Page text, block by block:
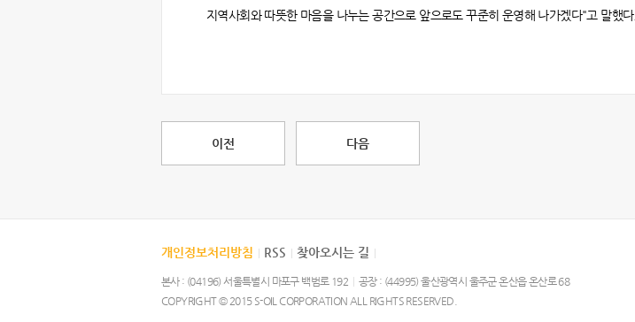
지역사회와 따뜻한 마음을 나누는 공간으로 앞으로도 꾸준히 운영해 나가겠다"고 말했다.
이전 다음
개인정보처리방침 RSS 찾아오시는 길
본사 : (04196) 서울특별시 마포구 백범로 192
공장 : (44995) 울산광역시 울주군 온산읍 온산로 68
COPYRIGHT © 2015 S-OIL CORPORATION ALL RIGHTS RESERVED.